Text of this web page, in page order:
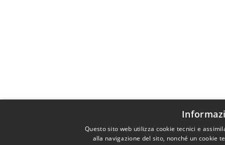
Questo sito web utilizza cookie tecnici e
alla navigazione del sito, nonché un cookie